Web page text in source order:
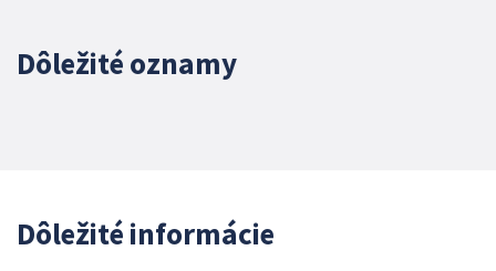
Dôležité oznamy
Dôležité informácie